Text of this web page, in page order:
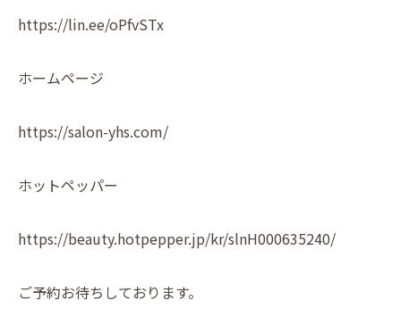
https://lin.ee/oPfvSTx
ホームページ
https://salon-yhs.com/
ホットペッパー
https://beauty.hotpepper.jp/kr/slnH000635240/
ご予約お待ちしております。